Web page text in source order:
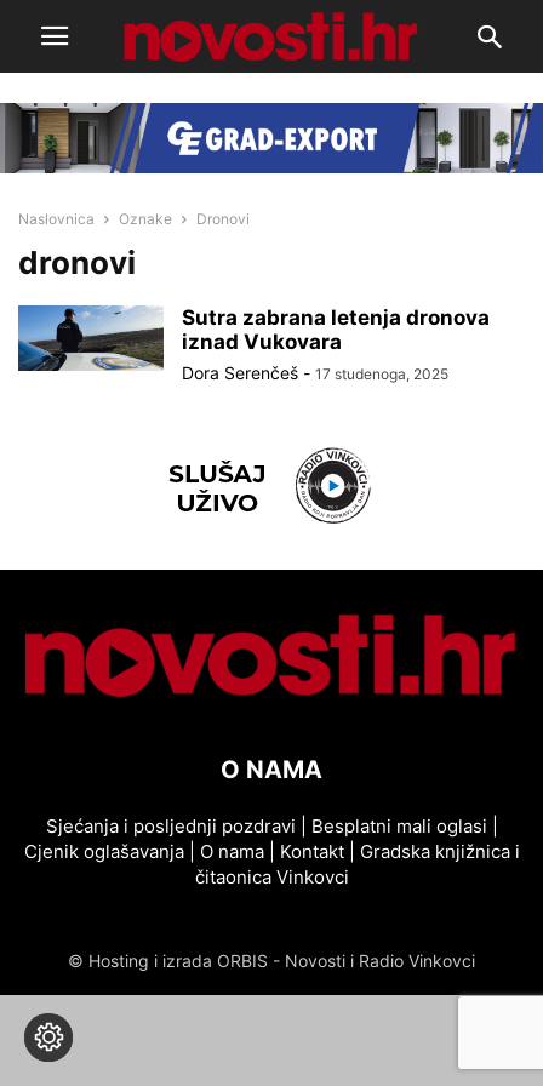
Naslovnica Oznake Dronovi
dronovi
Sutra zabrana letenja dronova
iznad Vukovara
Dora Serenčeš - 17 studenoga, 2025
O NAMA
Sjećanja i posljednji pozdravi Besplatni mali oglasi
Cjenik oglašavanja| O nama| Kontakt| Gradska knjižnica i
čitaonica Vinkovci
© Hosting i izrada ORBIS - Novosti i Radio Vinkovci